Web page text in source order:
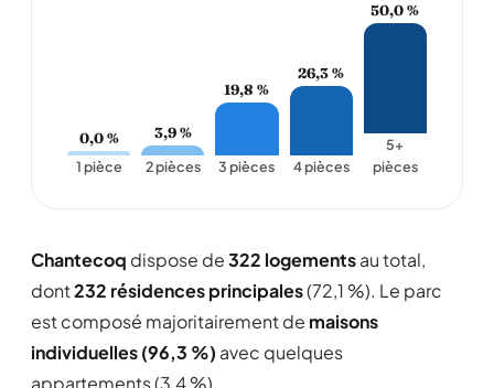
0,0 %
1 pièce
3,9 %
2 pièces
19,8 %
3 pièces
26,3 %
4 pièces
50,0 %
5+
pièces
Chantecoq dispose de322 logementsau total,
dont232 résidences principales(72,1 %). Le parc
est composé majoritairement de maisons
individuelles (96,3 %) avec quelques
appartements (3,4 %).